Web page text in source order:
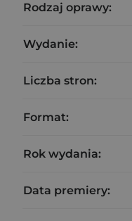
Rodzaj oprawy:
Wydanie:
Liczba stron:
Format:
Rok wydania:
Data premiery: